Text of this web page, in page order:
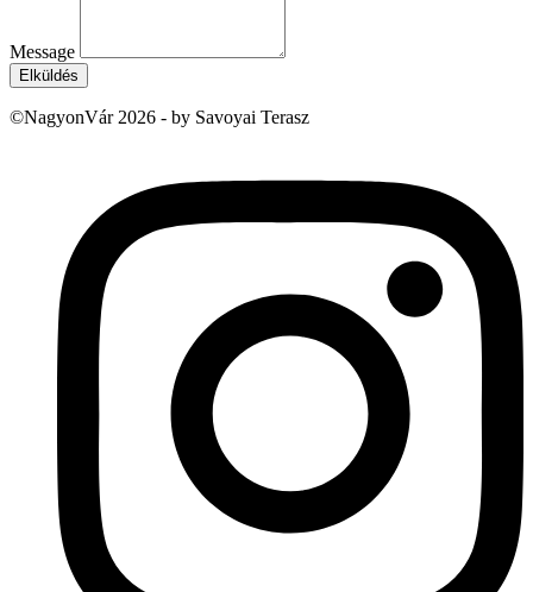
Message
Elküldés
©NagyonVár 2026 - by Savoyai Terasz